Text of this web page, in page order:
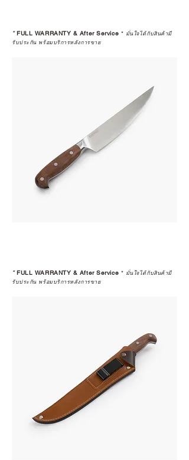
*FULL WARRANTY & After Service * มั่นใจได้กับสินค้ามี
รับประกัน พร้อมบริการหลังการขาย
*FULL WARRANTY & After Service * มั่นใจได้กับสินค้ามี
รับประกัน พร้อมบริการหลังการขาย